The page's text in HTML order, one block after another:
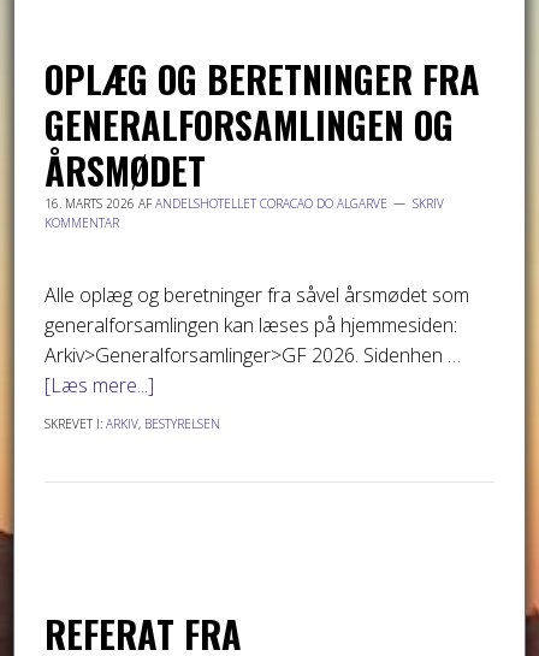
OPLÆG OG BERETNINGER FRA
GENERALFORSAMLINGEN OG
ÅRSMØDET
16. MARTS 2026 AFANDELSHOTELLET CORACAO DO ALGARVE
SKRIV
KOMMENTAR
Alle oplæg og beretninger fra såvel årsmødet som
generalforsamlingen kan læses på hjemmesiden:
Arkiv>Generalforsamlinger>GF 2026. Sidenhen …
[Læs mere...]
SKREVET I:ARKIV, BESTYRELSEN
REFERAT FRA